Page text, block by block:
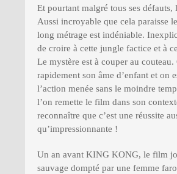
Et pourtant malgré tous ses
Aussi incroyable que cela paraisse
long métrage est indéniable.
de croire à cette jungle factice et à
Le mystère est à couper au
rapidement son âme d’enfant et on
l’action menée sans le moindre
l’on remette le film dans son
reconnaître que c’est une réussite
qu’impressionnante !
Un an avant KING KONG, le film
sauvage dompté par une femme